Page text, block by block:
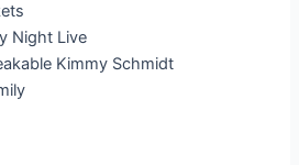
Night Live
Kimmy Schmidt